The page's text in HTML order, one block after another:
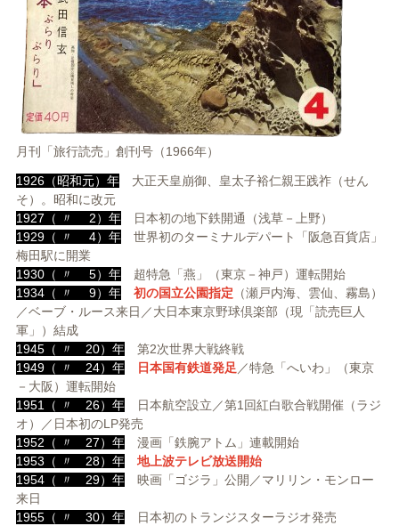
月刊「旅行読売」創刊号（1966年）
1926（昭和元）年大正天皇崩御、皇太子裕仁親王践祚（せん
そ）。昭和に改元
1927（ 〃 2）年日本初の地下鉄開通（浅草－上野）
1929（ 〃 4）年世界初のターミナルデパート「阪急百貨店」
梅田駅に開業
1930（ 〃 5）年超特急「燕」（東京－神戸）運転開始
1934（ 〃 9）年
初の国立公園指定 （瀬戸内海、雲仙、霧島）
／ベーブ・ルース来日／大日本東京野球倶楽部（現「読売巨人
軍」）結成
1945（ 〃 20）年第2次世界大戦終戦
1949（ 〃 24）年
日本国有鉄道発足／特急「へいわ」（東京
－大阪）運転開始
1951（ 〃 26）年日本航空設立／第1回紅白歌合戦開催（ラジ
オ）／日本初のLP発売
1952（ 〃 27）年漫画「鉄腕アトム」連載開始
1953（ 〃 28）年
地上波テレビ放送開始
1954（ 〃 29）年映画「ゴジラ」公開／マリリン・モンロー
来日
1955（ 〃 30）年日本初のトランジスターラジオ発売